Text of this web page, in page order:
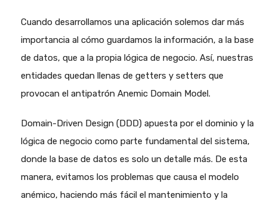
Cuando desarrollamos una aplicación solemos dar más
importancia al cómo guardamos la información, a la base
de datos, que a la propia lógica de negocio. Así, nuestras
entidades quedan llenas de getters y setters que
provocan el antipatrón Anemic Domain Model.
Domain-Driven Design (DDD) apuesta por el dominio y la
lógica de negocio como parte fundamental del sistema,
donde la base de datos es solo un detalle más. De esta
manera, evitamos los problemas que causa el modelo
anémico, haciendo más fácil el mantenimiento y la